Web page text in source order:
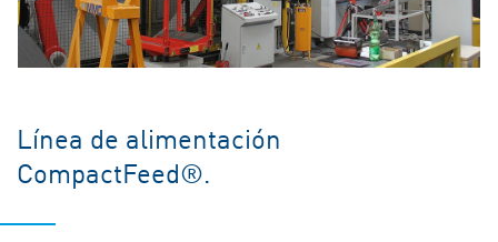
Línea de alimentación
CompactFeed®.